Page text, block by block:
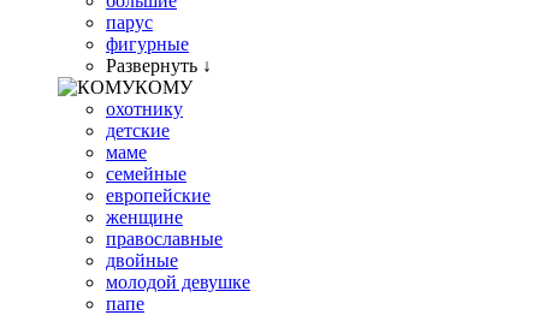
парус
фигурные
Развернуть ↓
КОМУ
охотнику
детские
маме
семейные
европейские
женщине
православные
двойные
молодой девушке
папе